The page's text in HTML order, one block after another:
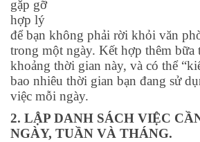
gặp gỡ
hợp lý
để bạn không phải rời khỏi văn
trong một ngày. Kết hợp thêm bữa
khoảng thời gian này, và có thể
bao nhiêu thời gian bạn đang sử
việc mỗi ngày.
2. LẬP DANH SÁCH VIỆC
NGÀY, TUẦN VÀ THÁNG.